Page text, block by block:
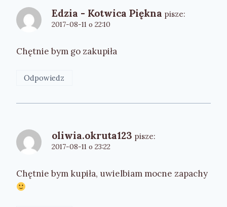
Edzia - Kotwica Piękna pisze:
2017-08-11 o 22:10
Chętnie bym go zakupiła
Odpowiedz
oliwia.okruta123 pisze:
2017-08-11 o 23:22
Chętnie bym kupiła, uwielbiam mocne zapachy